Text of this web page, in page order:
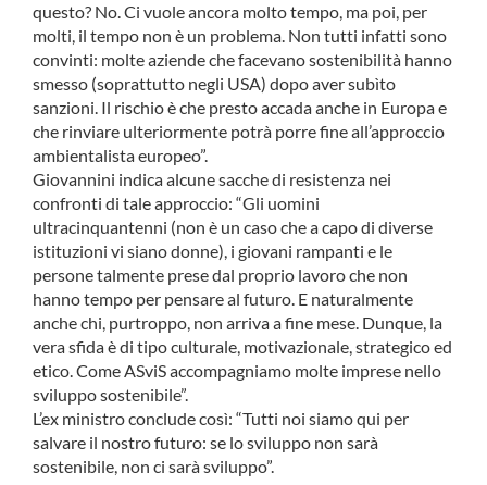
questo? No. Ci vuole ancora molto tempo, ma poi, per
molti, il tempo non è un problema. Non tutti infatti sono
convinti: molte aziende che facevano sostenibilità hanno
smesso (soprattutto negli USA) dopo aver subìto
sanzioni. Il rischio è che presto accada anche in Europa e
che rinviare ulteriormente potrà porre fine all’approccio
ambientalista europeo”.
Giovannini indica alcune sacche di resistenza nei
confronti di tale approccio: “Gli uomini
ultracinquantenni (non è un caso che a capo di diverse
istituzioni vi siano donne), i giovani rampanti e le
persone talmente prese dal proprio lavoro che non
hanno tempo per pensare al futuro. E naturalmente
anche chi, purtroppo, non arriva a fine mese. Dunque, la
vera sfida è di tipo culturale, motivazionale, strategico ed
etico. Come ASviS accompagniamo molte imprese nello
sviluppo sostenibile”.
L’ex ministro conclude così: “Tutti noi siamo qui per
salvare il nostro futuro: se lo sviluppo non sarà
sostenibile, non ci sarà sviluppo”.